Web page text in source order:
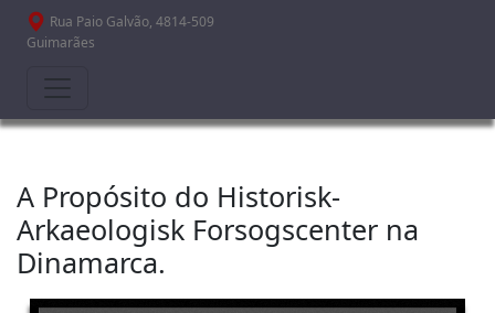
Passar para o conteúdo principal
Rua Paio Galvão, 4814-509
Guimarães
A Propósito do Historisk-
Arkaeologisk Forsogscenter na
Dinamarca.